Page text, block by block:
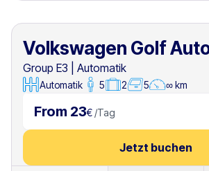
Volkswagen Golf
Group E3
Automatik
Automatik 5 2 5 ∞ km
From 23€ /Tag
Jetzt buchen